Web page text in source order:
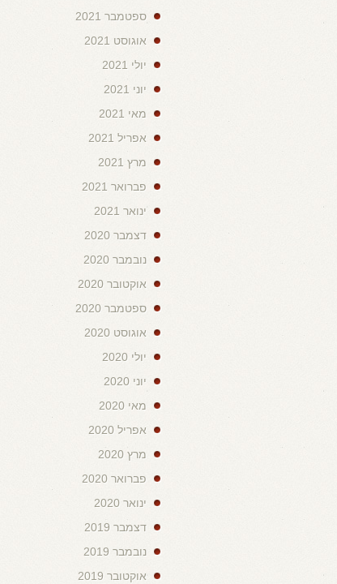
ספטמבר 2021
אוגוסט 2021
יולי 2021
יוני 2021
מאי 2021
אפריל 2021
מרץ 2021
פברואר 2021
ינואר 2021
דצמבר 2020
נובמבר 2020
אוקטובר 2020
ספטמבר 2020
אוגוסט 2020
יולי 2020
יוני 2020
מאי 2020
אפריל 2020
מרץ 2020
פברואר 2020
ינואר 2020
דצמבר 2019
נובמבר 2019
אוקטובר 2019